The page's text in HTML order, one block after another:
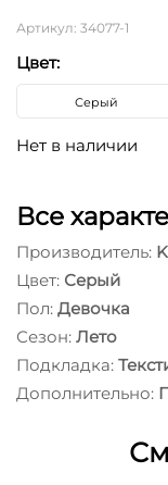
Артикул: 34077-1
Цвет:
Серый
Нет в наличии
Все
Производитель:
Цвет: Серый
Пол: Девочка
Сезон: Лето
Подкладка:
Дополнительно: